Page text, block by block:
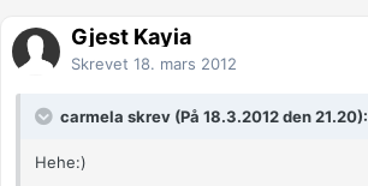
Gjest Kayia
Skrevet 18. mars 2012
carmela skrev (På 18.3.2012 den 21.20):
Hehe:)